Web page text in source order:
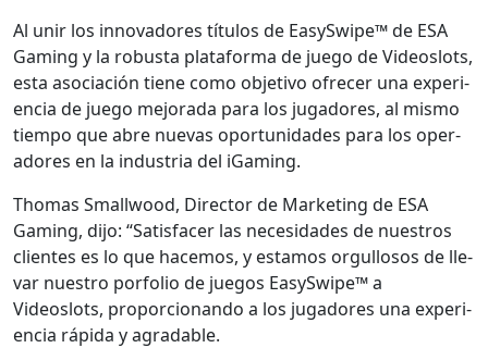
Al unir los inno­vadores títu­los de EasySwipe™ de ESA
Gam­ing y la robus­ta platafor­ma de juego de Videoslots,
esta aso­ciación tiene como obje­ti­vo ofre­cer una expe­ri­
en­cia de juego mejo­ra­da para los jugadores, al mis­mo
tiem­po que abre nuevas opor­tu­nidades para los oper­
adores en la indus­tria del iGam­ing.
Thomas Small­wood, Direc­tor de Mar­ket­ing de ESA
Gam­ing, dijo: “Sat­is­fac­er las necesi­dades de nue­stros
clientes es lo que hace­mos, y esta­mos orgul­losos de lle­
var nue­stro por­fo­lio de jue­gos EasySwipe™ a
Videoslots, pro­por­cio­nan­do a los jugadores una expe­ri­
en­cia ráp­i­da y agrad­able.